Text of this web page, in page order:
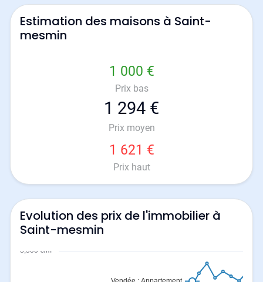
Estimation des maisons à Saint-
mesmin
1 000 €
Prix bas
1 294 €
Prix moyen
1 621 €
Prix haut
Evolution des prix de l'immobilier à
Saint-mesmin